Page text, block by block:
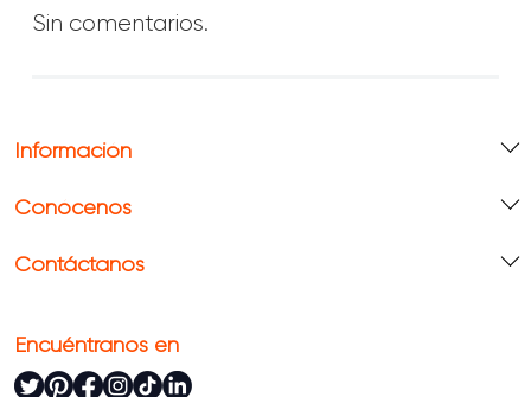
Sin comentarios.
Información
Conócenos
Contáctanos
Encuéntranos en